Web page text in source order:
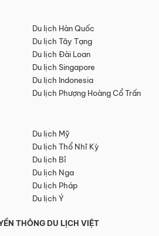
Du lịch Hàn Quốc
Du lịch Tây Tạng
Du lịch Đài Loan
Du lịch Singapore
Du lịch Indonesia
Du lịch Phượng Hoàng Cổ Trấn
Du lịch Mỹ
Du lịch Thổ Nhĩ Kỳ
Du lịch Bỉ
Du lịch Nga
Du lịch Pháp
Du lịch Ý
THÔNG DU LỊCH VIỆT